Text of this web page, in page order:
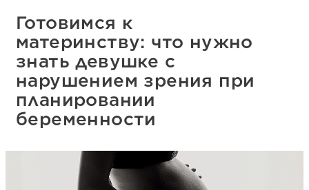
Готовимся к
материнству: что нужно
знать девушке с
нарушением зрения при
планировании
беременности